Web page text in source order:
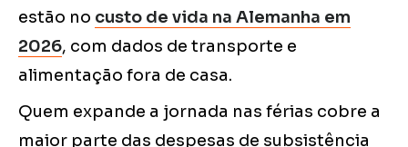
estão no custo de vida na Alemanha em
2026, com dados de transporte e
alimentação fora de casa.
Quem expande a jornada nas férias cobre a
maior parte das despesas de subsistência